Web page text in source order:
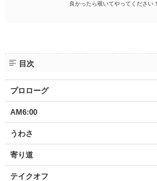
良かったら覗いてやってください！
目次
プロローグ
AM6:00
うわさ
寄り道
テイクオフ